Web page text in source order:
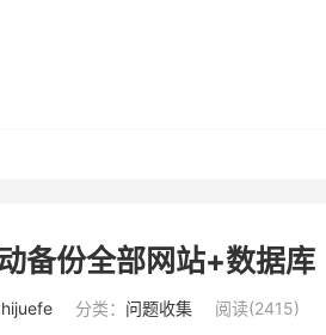
备份全部网站+数据库
分类： 问题收集 阅读(2415)